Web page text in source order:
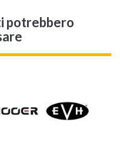
potrebbero